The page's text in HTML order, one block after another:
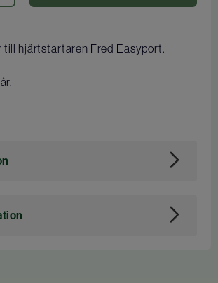
till hjärtstartaren Fred Easyport.